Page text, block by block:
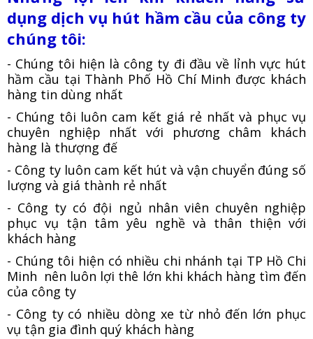
dụng dịch vụ hút hầm cầu của công ty
chúng tôi:
- Chúng tôi hiện là công ty đi đầu về lỉnh vực hút
hầm cầu tại Thành Phố Hồ Chí Minh được khách
hàng tin dùng nhất
- Chúng tôi luôn cam kết giá rẻ nhất và phục vụ
chuyên nghiệp nhất với phương châm khách
hàng là thượng đế
- Công ty luôn cam kết hút và vận chuyển đúng số
lượng và giá thành rẻ nhất
- Công ty có đội ngủ nhân viên chuyên nghiệp
phục vụ tận tâm yêu nghề và thân thiện với
khách hàng
- Chúng tôi hiện có nhiều chi nhánh tại TP Hồ Chi
Minh nên luôn lợi thê lớn khi khách hàng tìm đến
của công ty
- Công ty có nhiều dòng xe từ nhỏ đến lớn phục
vụ tận gia đình quý khách hàng